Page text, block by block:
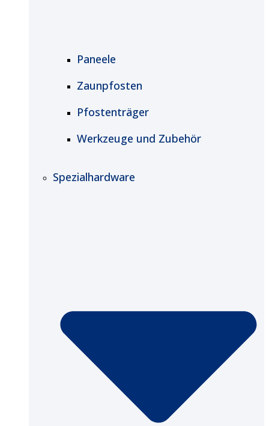
Paneele
Zaunpfosten
Pfostenträger
Werkzeuge und Zubehör
Spezialhardware